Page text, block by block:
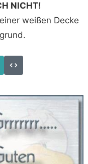
NICHT!
weißen Decke
Code